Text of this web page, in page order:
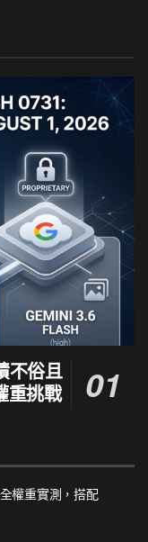
不俗且
重挑戰
權重實測，搭配